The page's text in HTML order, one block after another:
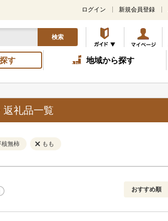
ログイン 新規会員登録
検索
す 地域から探す
返礼品一覧
核無柿 もも
解除
おすすめ順